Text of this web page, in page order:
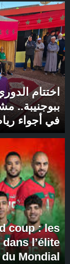
اختتام
ببوجنيبة..
في أجواء
coup : les
l’élite
Mondial